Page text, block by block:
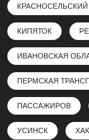
КИПЯТОК
ИВАНОВСКАЯ
ПЕРМСКАЯ
ПАССАЖИРОВ
УСИНСК